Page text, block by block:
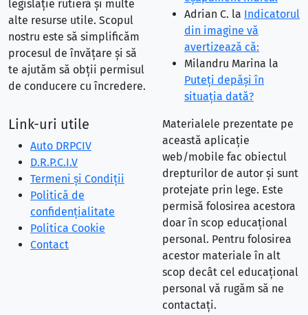
legislație rutieră și multe
alte resurse utile. Scopul
nostru este să simplificăm
procesul de învățare și să
te ajutăm să obții permisul
de conducere cu încredere.
Adrian C. la Indicatorul
din imagine vă
avertizează că:
Milandru Marina la
Puteţi depăşi în
situaţia dată?
Link-uri utile
Auto DRPCIV
D.R.P.C.I.V
Termeni și Condiții
Politică de
confidențialitate
Politica Cookie
Contact
Materialele prezentate pe
această aplicație
web/mobile fac obiectul
drepturilor de autor și sunt
protejate prin lege. Este
permisă folosirea acestora
doar în scop educațional
personal. Pentru folosirea
acestor materiale în alt
scop decât cel educațional
personal vă rugăm să ne
contactați.